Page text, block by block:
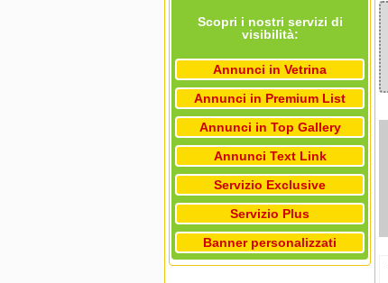
Scopri i nostri servizi di
visibilità:
Annunci in Vetrina
Annunci in Premium List
Annunci in Top Gallery
Annunci Text Link
Servizio Exclusive
Servizio Plus
Banner personalizzati